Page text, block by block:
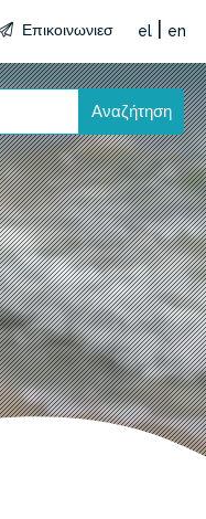
Επικοινωνιεσ el en
Αναζήτηση